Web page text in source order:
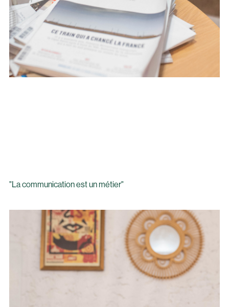
"La communication est un métier"